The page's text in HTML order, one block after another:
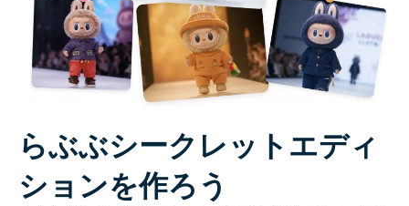
らぶぶシークレットエディ
ションを作ろう